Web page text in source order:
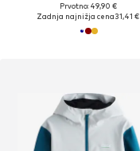
Prvotno: 49,90 €
Zadnja najnižja cena31,41 €